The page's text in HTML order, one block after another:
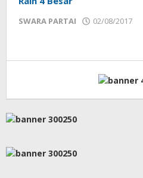
SWARA PARTAI 02/08/2017